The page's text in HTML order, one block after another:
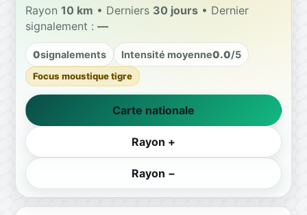
Rayon 10 km • Derniers 30 jours • Dernier
signalement : —
0signalements Intensité moyenne0.0/5
Focus moustique tigre
Carte nationale
Rayon +
Rayon −